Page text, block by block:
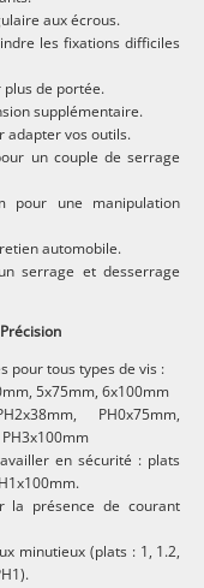
aux écrous.
les fixations difficiles
de portée.
supplémentaire.
vos outils.
un couple de serrage
pour une manipulation
automobile.
serrage et desserrage
pour tous types de vis :
5x75mm, 6x100mm
PH0x75mm,
en sécurité : plats
présence de courant
minutieux (plats : 1, 1.2,